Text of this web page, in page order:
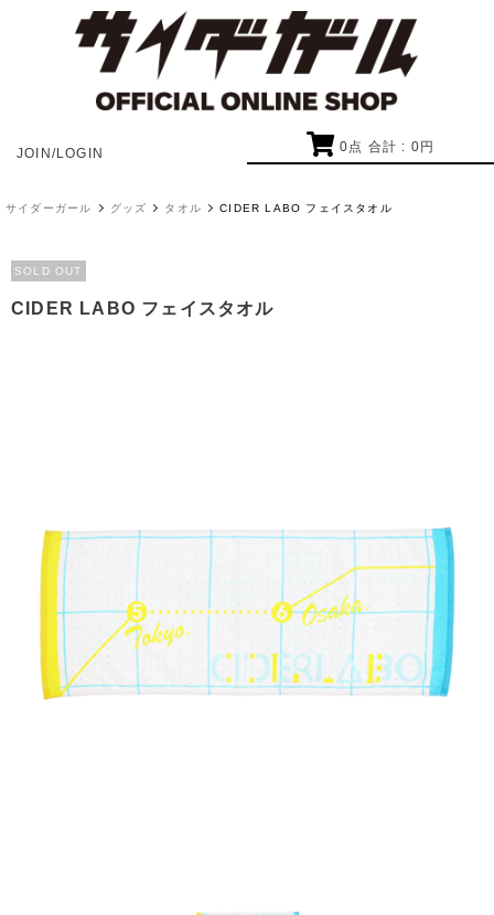
JOIN/LOGIN 0 点 合計 : 0円
サイダーガール グッズ タオル CIDER LABO フェイスタオル
SOLD OUT
CIDER LABO フェイスタオル